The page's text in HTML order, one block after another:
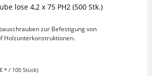
lose 4,2 x 75 PH2 (500 Stk.)
zur Befestigung von
Holzunterkonstruktionen.
* / 100 Stück)